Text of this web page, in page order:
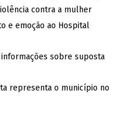
contra a mulher
e emoção ao Hospital
sobre suposta
representa o município no